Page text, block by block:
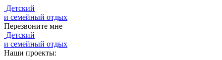
Детский
и семейный отдых
Перезвоните мне
Детский
и семейный отдых
Наши проекты: